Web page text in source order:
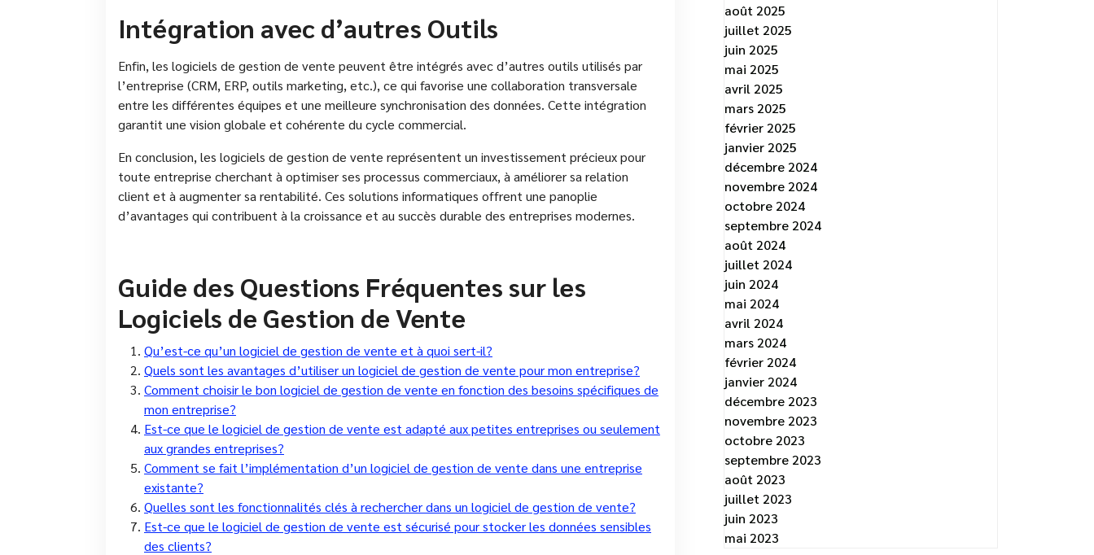
Intégration avec d’autres Outils
Enfin, les logiciels de gestion de vente peuvent être intégrés avec d’autres outils utilisés par
l’entreprise (CRM, ERP, outils marketing, etc.), ce qui favorise une collaboration transversale
entre les différentes équipes et une meilleure synchronisation des données. Cette intégration
garantit une vision globale et cohérente du cycle commercial.
En conclusion, les logiciels de gestion de vente représentent un investissement précieux pour
toute entreprise cherchant à optimiser ses processus commerciaux, à améliorer sa relation
client et à augmenter sa rentabilité. Ces solutions informatiques offrent une panoplie
d’avantages qui contribuent à la croissance et au succès durable des entreprises modernes.
Guide des Questions Fréquentes sur les
Logiciels de Gestion de Vente
Qu’est-ce qu’un logiciel de gestion de vente et à quoi sert-il?
Quels sont les avantages d’utiliser un logiciel de gestion de vente pour mon entreprise?
Comment choisir le bon logiciel de gestion de vente en fonction des besoins spécifiques de
mon entreprise?
Est-ce que le logiciel de gestion de vente est adapté aux petites entreprises ou seulement
aux grandes entreprises?
Comment se fait l’implémentation d’un logiciel de gestion de vente dans une entreprise
existante?
Quelles sont les fonctionnalités clés à rechercher dans un logiciel de gestion de vente?
Est-ce que le logiciel de gestion de vente est sécurisé pour stocker les données sensibles
des clients?
août 2025
juillet 2025
juin 2025
mai 2025
avril 2025
mars 2025
février 2025
janvier 2025
décembre 2024
novembre 2024
octobre 2024
septembre 2024
août 2024
juillet 2024
juin 2024
mai 2024
avril 2024
mars 2024
février 2024
janvier 2024
décembre 2023
novembre 2023
octobre 2023
septembre 2023
août 2023
juillet 2023
juin 2023
mai 2023